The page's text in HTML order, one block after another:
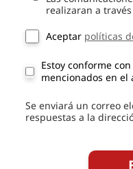
realizaran a
Aceptar políticas
Estoy conforme
mencionados en el
Se enviará un correo
respuestas a la